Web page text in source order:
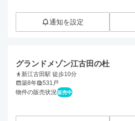
通知を設定
グランドメゾン江古田の杜
新江古田駅 徒歩10分
築8年
531戸
物件の販売状況販売中